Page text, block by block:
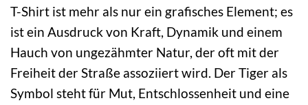
T-Shirt ist mehr als nur ein grafisches Element; es
ist ein Ausdruck von Kraft, Dynamik und einem
Hauch von ungezähmter Natur, der oft mit der
Freiheit der Straße assoziiert wird. Der Tiger als
Symbol steht für Mut, Entschlossenheit und eine